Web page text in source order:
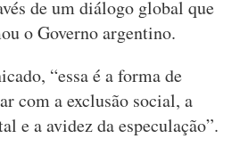
de um diálogo global que
o Governo argentino.
“essa é a forma de
com a exclusão social, a
e a avidez da especulação”.